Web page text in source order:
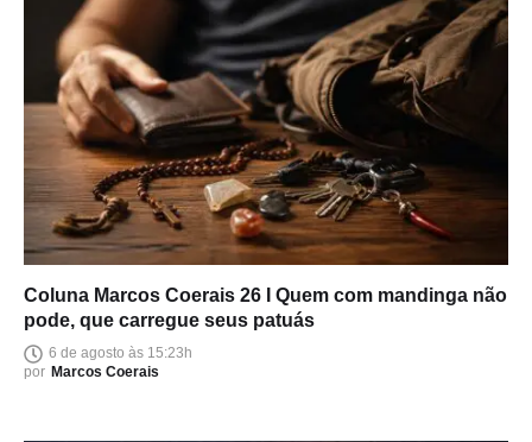
Coluna Marcos Coerais 26 I Quem com mandinga não
pode, que carregue seus patuás
6 de agosto às 15:23h
por Marcos Coerais